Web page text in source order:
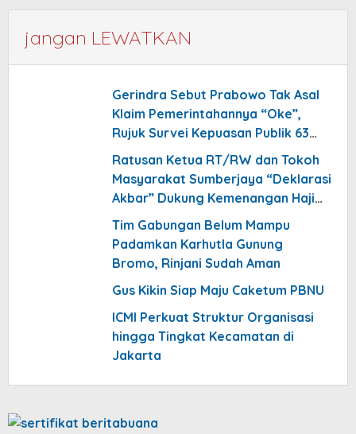
jangan LEWATKAN
Gerindra Sebut Prabowo Tak Asal
Klaim Pemerintahannya “Oke”,
Rujuk Survei Kepuasan Publik 63
Persen
Ratusan Ketua RT/RW dan Tokoh
Masyarakat Sumberjaya “Deklarasi
Akbar” Dukung Kemenangan Haji
Dulloh Syafe’i Jadi Kepala Desa
Tim Gabungan Belum Mampu
Padamkan Karhutla Gunung
Bromo, Rinjani Sudah Aman
Gus Kikin Siap Maju Caketum PBNU
ICMI Perkuat Struktur Organisasi
hingga Tingkat Kecamatan di
Jakarta